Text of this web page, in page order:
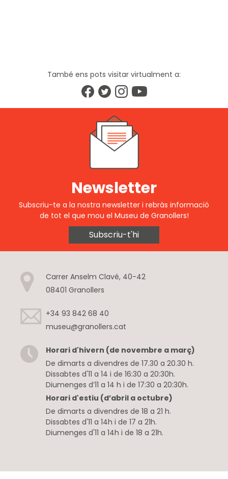
També ens pots visitar virtualment a:
Newsletter
Subscriu-te a la nostra newsletter i rebràs informació
de tot el que mou el Museu de Granollers!
Subscriu-t'hi
Carrer Anselm Clavé, 40-42
08401 Granollers
+34 93 842 68 40
museu@granollers.cat
Horari d'hivern (de novembre a març)
De dimarts a divendres de 17.30 a 20.30 h.
Dissabtes d'11 a 14 i de 16:30 a 20:30h.
Diumenges d’11 a 14 h i de 17:30 a 20:30h.
Horari d'estiu (d’abril a octubre)
De dimarts a divendres de 18 a 21 h.
Dissabtes d'11 a 14h i de 17 a 21h.
Diumenges d'11 a 14h i de 18 a 21h.